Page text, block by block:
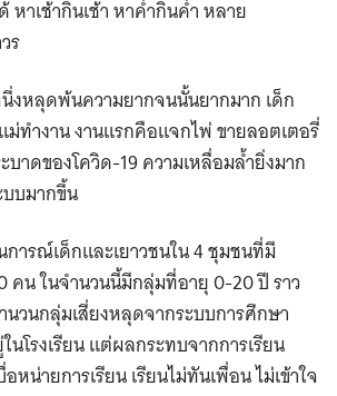
หาเช้ากินเช้า หาค่ำกินค่ำ หลาย
ร
งหลุดพ้นความยากจนนั้นยากมาก เด็ก
ทำงาน งานแรกคือแจกไพ่ ขายลอตเตอรี่
ะบาดของโควิด-19 ความเหลื่อมล้ำยิ่งมาก
บมากขึ้น
การณ์เด็กและเยาวชนใน 4 ชุมชนที่มี
คน ในจำนวนนี้มีกลุ่มที่อายุ 0-20 ปี ราว
วนกลุ่มเสี่ยงหลุดจากระบบการศึกษา
โรงเรียน แต่ผลกระทบจากการเรียน
หน่ายการเรียน เรียนไม่ทันเพื่อน ไม่เข้าใจ